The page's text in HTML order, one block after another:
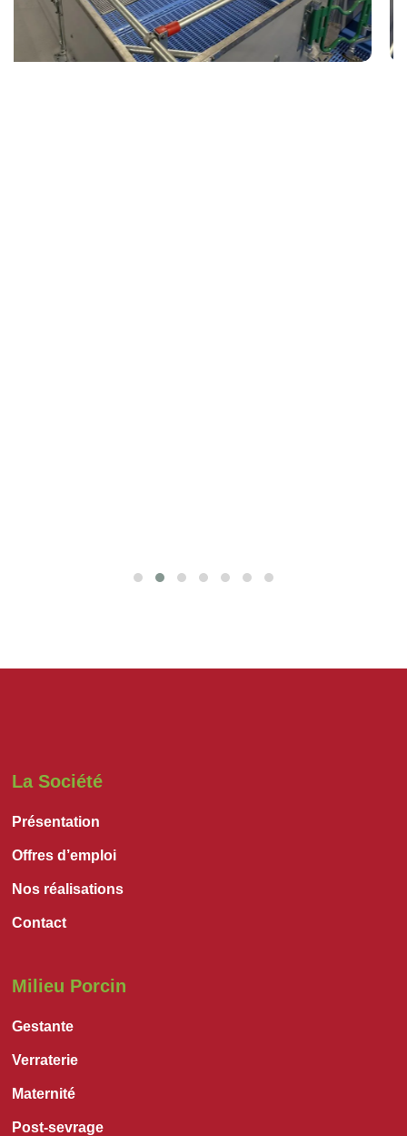
La Société
Présentation
Offres d’emploi
Nos réalisations
Contact
Milieu Porcin
Gestante
Verraterie
Maternité
Post-sevrage